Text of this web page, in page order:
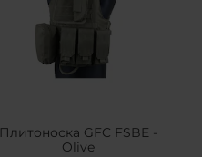
Плитоноска GFC FSBE -
Olive